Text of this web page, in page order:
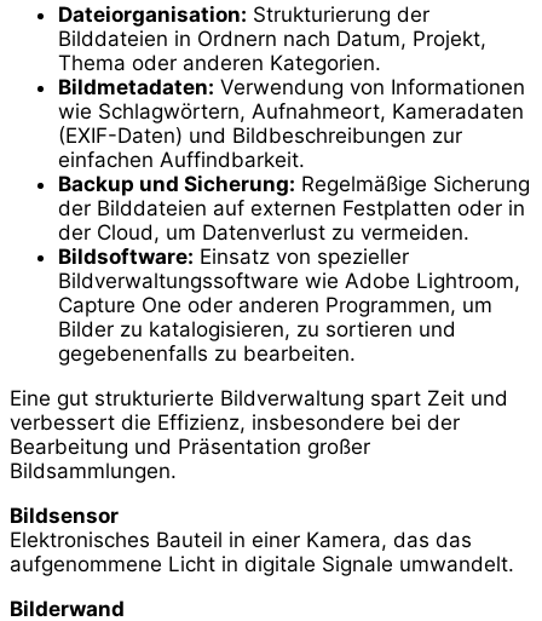
Dateiorganisation: Strukturierung der
Bilddateien in Ordnern nach Datum, Projekt,
Thema oder anderen Kategorien.
Bildmetadaten: Verwendung von Informationen
wie Schlagwörtern, Aufnahmeort, Kameradaten
(EXIF-Daten) und Bildbeschreibungen zur
einfachen Auffindbarkeit.
Backup und Sicherung: Regelmäßige Sicherung
der Bilddateien auf externen Festplatten oder in
der Cloud, um Datenverlust zu vermeiden.
Bildsoftware: Einsatz von spezieller
Bildverwaltungssoftware wie Adobe Lightroom,
Capture One oder anderen Programmen, um
Bilder zu katalogisieren, zu sortieren und
gegebenenfalls zu bearbeiten.
Eine gut strukturierte Bildverwaltung spart Zeit und
verbessert die Effizienz, insbesondere bei der
Bearbeitung und Präsentation großer
Bildsammlungen.
Bildsensor
Elektronisches Bauteil in einer Kamera, das das
aufgenommene Licht in digitale Signale umwandelt.
Bilderwand